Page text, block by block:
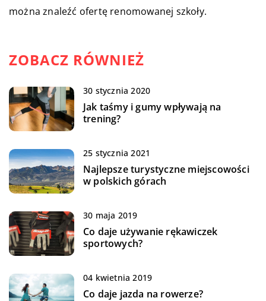
można znaleźć ofertę renomowanej szkoły.
ZOBACZ RÓWNIEŻ
30 stycznia 2020
Jak taśmy i gumy wpływają na
trening?
25 stycznia 2021
Najlepsze turystyczne miejscowości
w polskich górach
30 maja 2019
Co daje używanie rękawiczek
sportowych?
04 kwietnia 2019
Co daje jazda na rowerze?